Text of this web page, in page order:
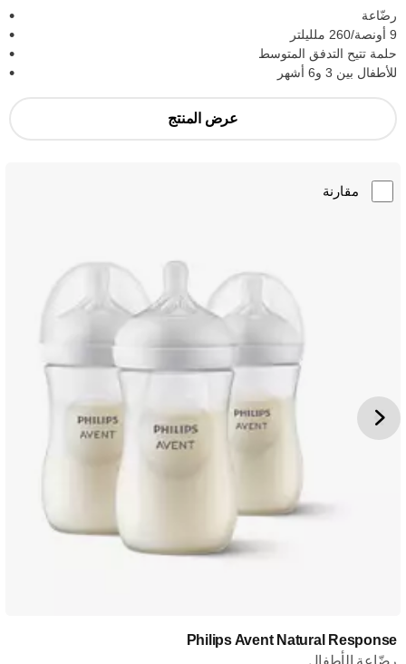
رضّاعة
9 أونصة/260 ملليلتر
حلمة تتيح التدفق المتوسط
للأطفال بين 3 و6 أشهر
عرض المنتج
مقارنة
Philips Avent Natural Response